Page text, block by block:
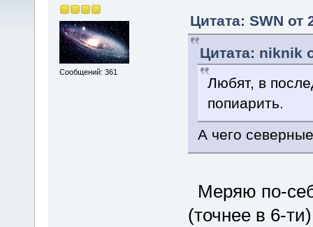
Сообщений: 361
Цитата: SWN от
Цитата: niknik
Любят, в
попиарить.
А чего
Меряю по-
(точнее в 6-